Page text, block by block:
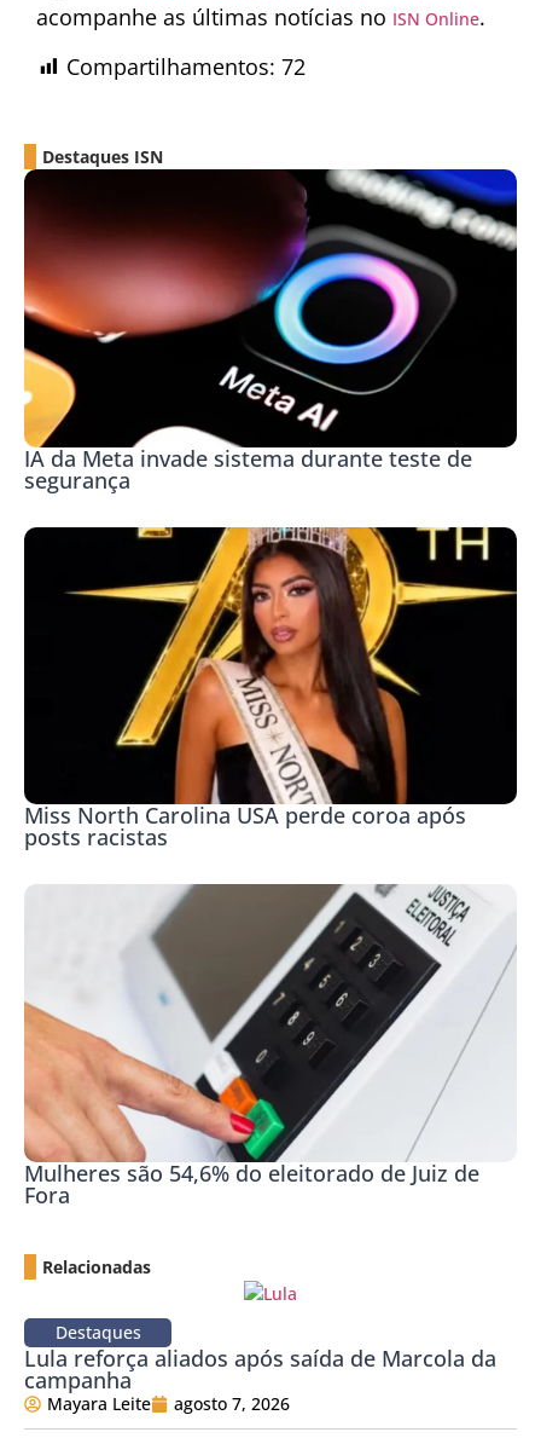
acompanhe as últimas notícias no ISN Online.
Compartilhamentos: 72
Destaques ISN
IA da Meta invade sistema durante teste de
segurança
Miss North Carolina USA perde coroa após
posts racistas
Mulheres são 54,6% do eleitorado de Juiz de
Fora
Relacionadas
Destaques
Lula reforça aliados após saída de Marcola da
campanha
Mayara Leite agosto 7, 2026